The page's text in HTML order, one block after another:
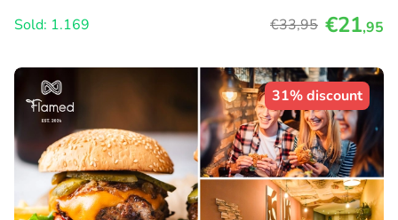
Sold: 1.169
€33,95 €21,95
31% discount